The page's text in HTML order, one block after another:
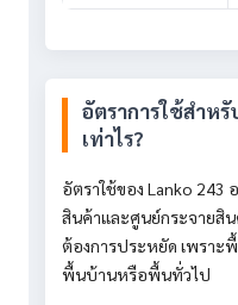
อัตราการใช้สำห
เท่าไร?
อัตราใช้ของ Lanko 243
สินค้าและศูนย์กระจายสิน
ต้องการประหยัด เพราะ
พื้นบ้านหรือพื้นทั่วไป